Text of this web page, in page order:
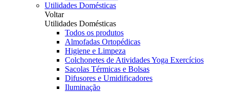
Utilidades Domésticas
Voltar
Utilidades Domésticas
Todos os produtos
Almofadas Ortopédicas
Higiene e Limpeza
Colchonetes de Atividades Yoga Exercícios
Sacolas Térmicas e Bolsas
Difusores e Umidificadores
Iluminação